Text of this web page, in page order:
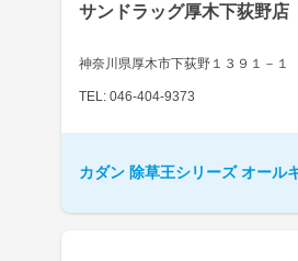
サンドラッグ厚木下荻野店
神奈川県厚木市下荻野１３９１－１
TEL: 046-404-9373
カダン 除草王シリーズ オール